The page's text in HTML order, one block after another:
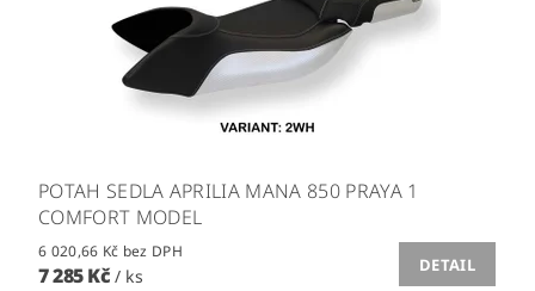
POTAH SEDLA APRILIA MANA 850 PRAYA 1
COMFORT MODEL
6 020,66 Kč bez DPH
7 285 Kč / ks
DETAIL